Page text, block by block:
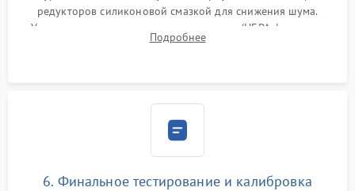
редукторов силиконовой смазкой для снижения шума.
Установка новых расходных материалов (HEPA-фильтров,
микрофибры, щеток). Надежная фиксация разъемов и
Подробнее
6. Финальное тестирование и калибровка